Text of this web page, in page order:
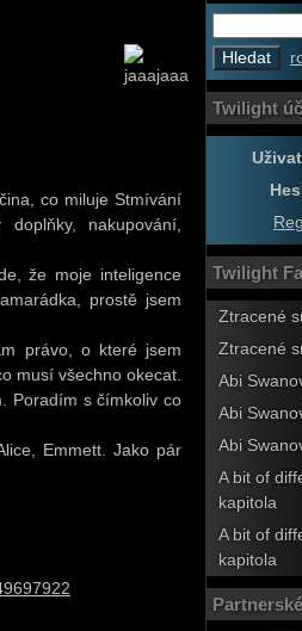
co miluje Stmívání
nakupování,
že moje inteligence
prostě jsem
právo, o které jsem
musí všechno okecat.
Poradím s čímkoliv co
Emmett. Jako pár
Twilight
Twilight
Ztracené
Ztracené
Abi
Abi
Abi
A bit of
kapitola
A bit of
kapitola